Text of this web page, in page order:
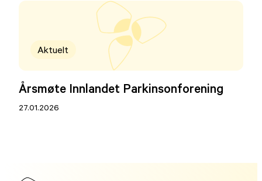
Aktuelt
Årsmøte Innlandet Parkinsonforening
27.01.2026